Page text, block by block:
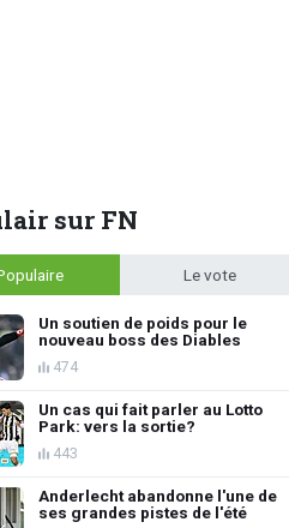
sur FN
Le vote
Un soutien de poids pour le
nouveau boss des Diables
474
Un cas qui fait parler au Lotto
Park: vers la sortie?
443
Anderlecht abandonne l'une de
ses grandes pistes de l'été